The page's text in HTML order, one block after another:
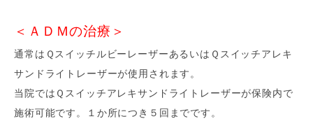
＜ＡＤＭの治療＞
通常はＱスイッチルビーレーザーあるいはＱスイッチアレキ
サンドライトレーザーが使用されます。
当院ではＱスイッチアレキサンドライトレーザーが保険内で
施術可能です。１か所につき５回までです。